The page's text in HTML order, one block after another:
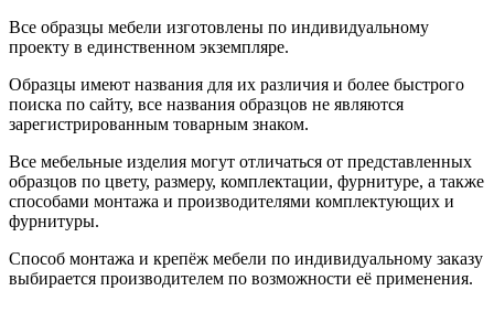
Все образцы мебели изготовлены по индивидуальному
проекту в единственном экземпляре.
Образцы имеют названия для их различия и более быстрого
поиска по сайту, все названия образцов не являются
зарегистрированным товарным знаком.
Все мебельные изделия могут отличаться от представленных
образцов по цвету, размеру, комплектации, фурнитуре, а также
способами монтажа и производителями комплектующих и
фурнитуры.
Способ монтажа и крепёж мебели по индивидуальному заказу
выбирается производителем по возможности её применения.